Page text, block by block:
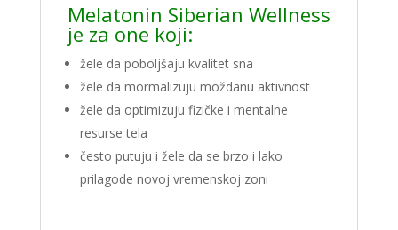
Melatonin Siberian Wellness
je za one koji:
žele da poboljšaju kvalitet sna
žele da mormalizuju moždanu aktivnost
žele da optimizuju fizičke i mentalne
resurse tela
često putuju i žele da se brzo i lako
prilagode novoj vremenskoj zoni